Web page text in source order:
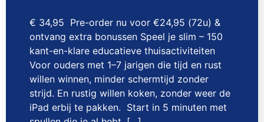
€ 34,95 Pre-order nu voor €24,95 (72u) &
ontvang extra bonussen Speel je slim – 150
kant-en-klare educatieve thuisactiviteiten
Voor ouders met 1–7 jarigen die tijd en rust
willen winnen, minder schermtijd zonder
strijd. En rustig willen koken, zonder weer de
iPad erbij te pakken. Start in 5 minuten met